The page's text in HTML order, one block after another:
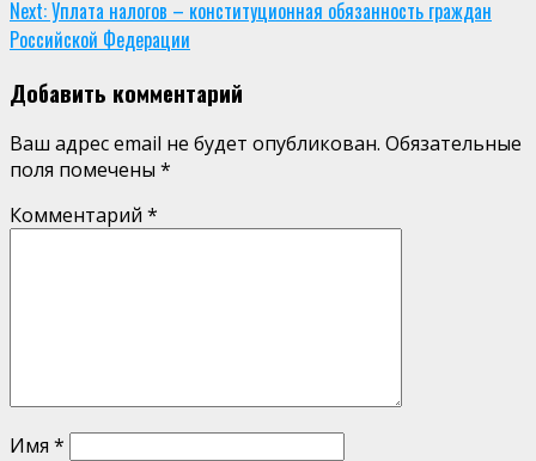
Next:Уплата налогов – конституционная обязанность граждан
Российской Федерации
Добавить комментарий
Ваш адрес email не будет опубликован. Обязательные
поля помечены *
Комментарий *
Имя *